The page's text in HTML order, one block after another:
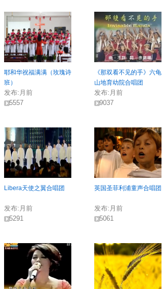
耶和华祝福满满（玫瑰诗
班）
发布: 月前
5557
《那双看不见的手》六龟
山地育幼院合唱团
发布: 月前
9037
Libera天使之翼合唱团
发布: 月前
5291
英国圣菲利浦童声合唱团
发布: 月前
5061